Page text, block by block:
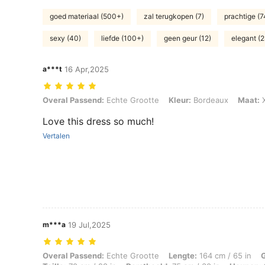
goed materiaal (500+) zal terugkopen (7) prachtige
sexy (40) liefde (100+) geen geur (12) elegant
a***t 16 Apr,2025
Overal Passend: Echte Grootte, Kleur: Bordeaux, Maat: XS
Overal Passend: Echte Grootte Kleur: Bordeaux Maat:
Love this dress so much!
Vertalen
m***a 19 Jul,2025
Overal Passend: Echte Grootte, Lengte: 164 cm / 65 in, Gewicht:
Overal Passend: Echte Grootte Lengte: 164 cm / 65 in